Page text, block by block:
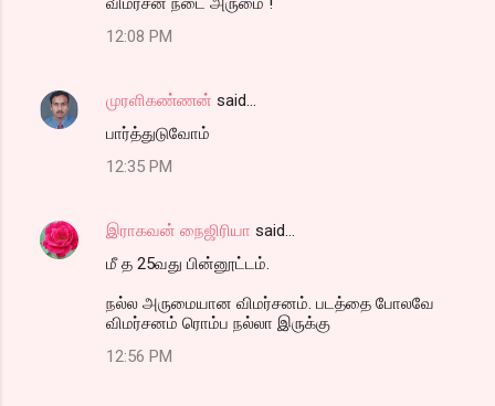
12:08 PM
முரளிகண்ணன் said…
பார்த்துடுவோம்
12:35 PM
இராகவன் நைஜிரியா said…
மீ த 25வது பின்னூட்டம்.
நல்ல அருமையான விமர்சனம். படத்தை போலவே
விமர்சனம் ரொம்ப நல்லா இருக்கு
12:56 PM